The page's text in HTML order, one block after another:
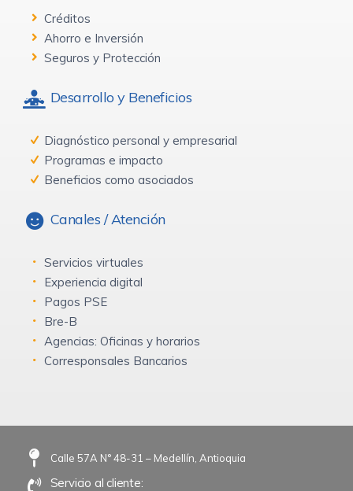
Créditos
Ahorro e Inversión
Seguros y Protección
Desarrollo y Beneficios
Diagnóstico personal y empresarial
Programas e impacto
Beneficios como asociados
Canales / Atención
Servicios virtuales
Experiencia digital
Pagos PSE
Bre-B
Agencias: Oficinas y horarios
Corresponsales Bancarios
Calle 57A N° 48-31 – Medellín, Antioquia
Servicio al cliente: